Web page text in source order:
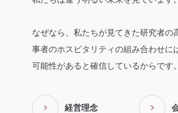
なぜなら、私たちが見てきた研究者の
事者のホスピタリティの組み合わせに
可能性があると確信しているからです。
経営理念